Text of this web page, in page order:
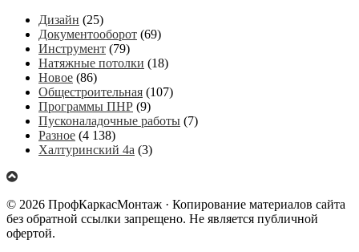
Дизайн (25)
Документооборот (69)
Инструмент (79)
Натяжные потолки (18)
Новое (86)
Общестроительная (107)
Программы ПНР (9)
Пусконаладочные работы (7)
Разное (4 138)
Халтуринский 4а (3)
© 2026 ПрофКаркасМонтаж · Копирование материалов сайта
без обратной ссылки запрещено. Не является публичной
офертой.